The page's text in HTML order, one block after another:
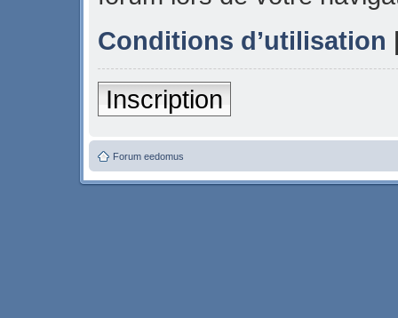
Conditions d’utilisation
Inscription
Forum eedomus